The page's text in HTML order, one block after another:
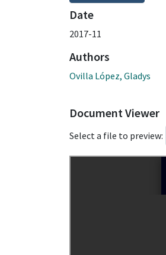
Date
2017-11
Authors
Ovilla López, Gladys
Document Viewer
Select a file to preview: